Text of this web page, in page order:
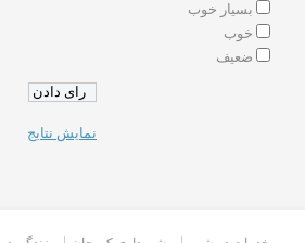
بسیار خوب
خوب
ضعیف
نمایش نتایج